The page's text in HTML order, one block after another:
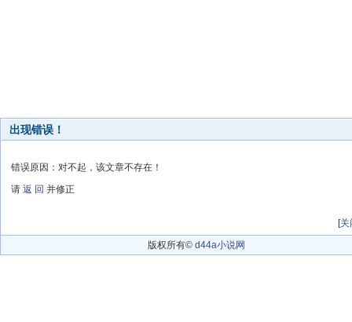
出现错误！
错误原因：对不起，该文章不存在！
请 返 回 并修正
[关
版权所有© d44a小说网